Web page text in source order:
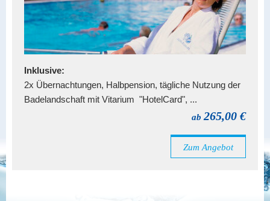
Inklusive:
2x Übernachtungen, Halbpension, tägliche Nutzung der
Badelandschaft mit Vitarium "HotelCard", ...
ab 265,00 €
Zum Angebot